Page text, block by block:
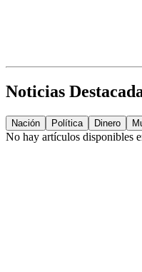
Noticias
Nación Política Dinero
No hay artículos disponibles